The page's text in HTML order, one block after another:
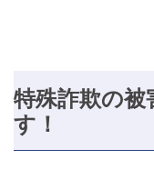
特殊詐欺の被
す！